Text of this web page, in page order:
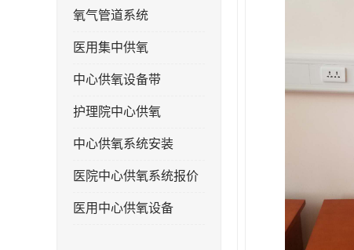
氧气管道系统
医用集中供氧
中心供氧设备带
护理院中心供氧
中心供氧系统安装
医院中心供氧系统报价
医用中心供氧设备